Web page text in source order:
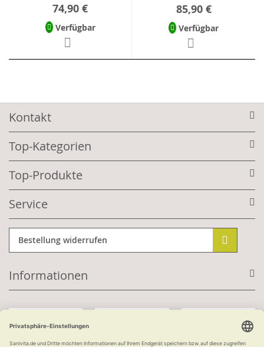
74,90 €
Verfügbar
85,90 €
Verfügbar
Kontakt
Top-Kategorien
Top-Produkte
Service
Bestellung widerrufen
Informationen